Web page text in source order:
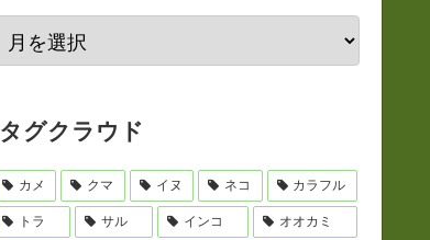
タグクラウド
カメ クマ イヌ ネコ カラフル
トラ サル インコ オオカミ